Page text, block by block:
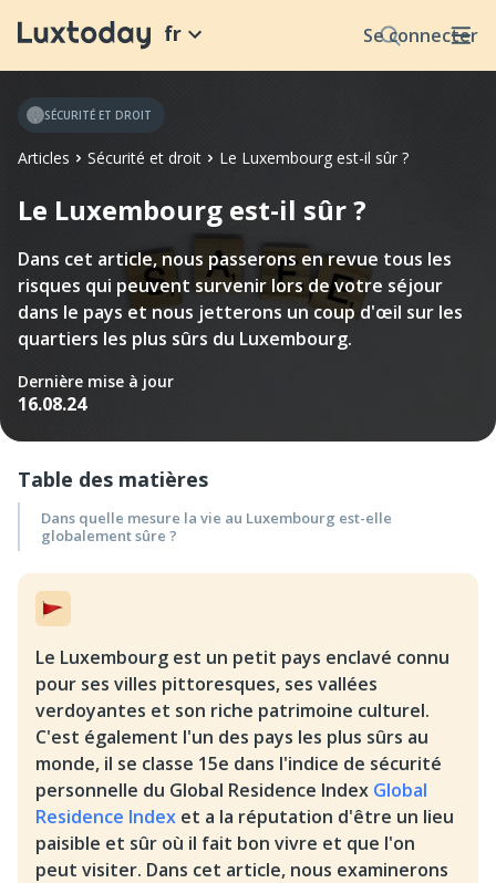
Se connecter
fr
Articles Sécurité et droit Le Luxembourg est-il sûr ?
SÉCURITÉ ET DROIT
Le Luxembourg est-il sûr ?
Dans cet article, nous passerons en revue tous les
risques qui peuvent survenir lors de votre séjour
dans le pays et nous jetterons un coup d'œil sur les
quartiers les plus sûrs du Luxembourg.
Dernière mise à jour
16.08.24
Table des matières
Dans quelle mesure la vie au Luxembourg est-elle
globalement sûre ?
Le Luxembourg est un petit pays enclavé connu
pour ses villes pittoresques, ses vallées
verdoyantes et son riche patrimoine culturel.
C'est également l'un des pays les plus sûrs au
monde, il se classe 15e dans l'indice de sécurité
personnelle du Global Residence Index Global
Residence Index et a la réputation d'être un lieu
paisible et sûr où il fait bon vivre et que l'on
peut visiter. Dans cet article, nous examinerons